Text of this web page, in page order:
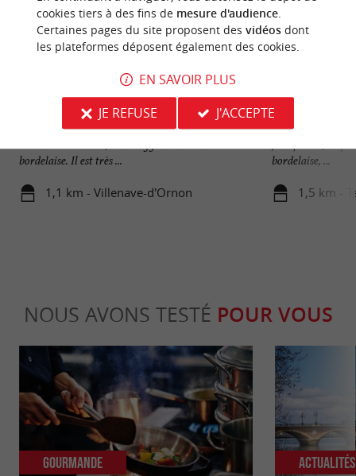
Parc Sourreil
Le Parc Sourreil est un petit espace vert à
bordelaise. Il est très ...
1,1 km - Villenave-d'Ornon
Parc du Château
Le Parc du
bordelaise, ...
1,5 km -
NOUS AVONS TESTÉ POUR VOUS
Gourmande Actualités
cookies tiers à des fins de mesure d'audience.
Certaines pages du site proposent des vidéosdont
les plateformes déposent également des cookies.
EN SAVOIR PLUS
JE REFUSE
J'ACCEPTE